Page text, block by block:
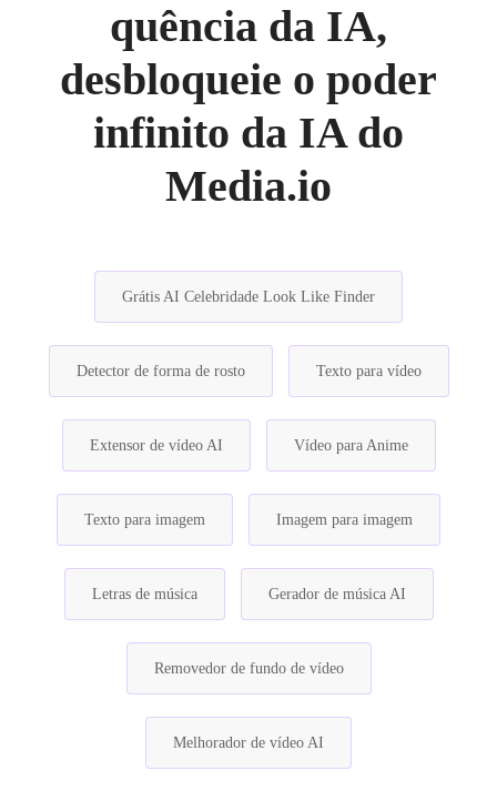
quência da IA,
desbloqueie o poder
infinito da IA do
Media.io
Grátis AI Celebridade Look Like Finder
Detector de forma de rosto Texto para vídeo
Extensor de vídeo AI Vídeo para Anime
Texto para imagem Imagem para imagem
Letras de música Gerador de música AI
Removedor de fundo de vídeo
Melhorador de vídeo AI